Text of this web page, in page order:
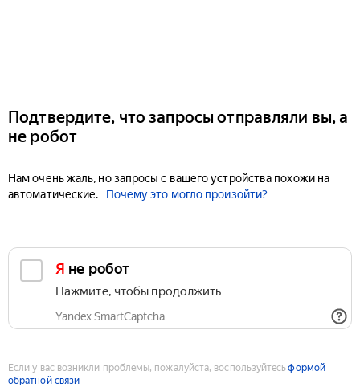
Подтвердите, что запросы отправляли вы, а
не робот
Нам очень жаль, но запросы с вашего устройства похожи на
автоматические.
Почему это могло произойти?
Я не робот
Нажмите, чтобы продолжить
Yandex SmartCaptcha
Если у вас возникли проблемы, пожалуйста, воспользуйтесьформой
обратной связи